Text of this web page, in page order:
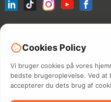
Cookies Policy
Vi bruger cookies på vores
bedste brugeroplevelse. Ved at
accepterer du dets brug af